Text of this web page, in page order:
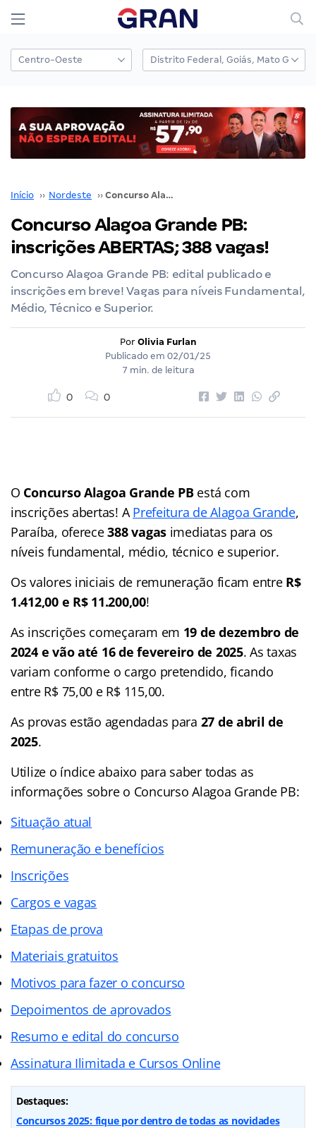
Início ›› Nordeste ›› Concurso Alagoa Grande PB: inscrições ABERTAS; 388 vagas!
Concurso Alagoa Grande PB:
inscrições ABERTAS; 388 vagas!
Concurso Alagoa Grande PB: edital publicado e
inscrições em breve! Vagas para níveis Fundamental,
Médio, Técnico e Superior.
Por Olivia Furlan
Publicado em 02/01/25
7 min. de leitura
0 0
O Concurso Alagoa Grande PBestá com
inscrições abertas! APrefeitura de Alagoa Grande,
Paraíba, oferece388 vagas imediatas para os
níveis fundamental, médio, técnico e superior.
Os valores iniciais de remuneração ficam entre R$
1.412,00 e R$ 11.200,00!
As inscrições começaram em 19 de dezembro de
2024 e vão até 16 de fevereiro de 2025. As taxas
variam conforme o cargo pretendido, ficando
entre R$ 75,00 e R$ 115,00.
As provas estão agendadas para 27 de abril de
2025.
Utilize o índiceabaixo para saber todas as
informações sobre o Concurso Alagoa Grande PB:
Situação atual
Remuneração e benefícios
Inscrições
Cargos e vagas
Etapas de prova
Materiais gratuitos
Motivos para fazer o concurso
Depoimentos de aprovados
Resumo e edital do concurso
Assinatura Ilimitada e Cursos Online
Destaques:
Concursos 2025: fique por dentro de todas as novidades